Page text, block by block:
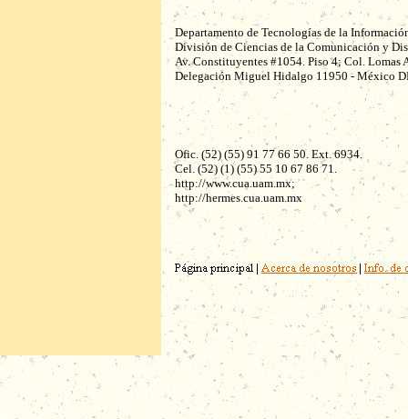
Departamento de Tecnologías de la
División de Ciencias de la Comunicación y
Av. Constituyentes #1054. Piso 4; Col. Lomas
Delegación Miguel Hidalgo 11950 - México
Ofic. (52) (55) 91 77 66 50. Ext. 6934.
Cel. (52) (1) (55) 55 10 67 86 71.
http://www.cua.uam.mx;
http://hermes.cua.uam.mx